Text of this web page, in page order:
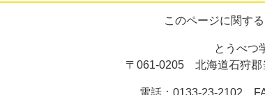
このページに関す
とうべつ
〒061-0205 北海道石狩郡
電話：0133-23-2102